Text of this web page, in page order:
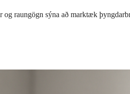
og raungögn sýna að marktæk